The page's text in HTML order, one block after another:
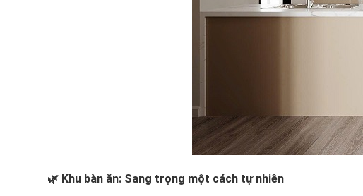
🌿 Khu bàn ăn: Sang trọng một cách tự nhiên